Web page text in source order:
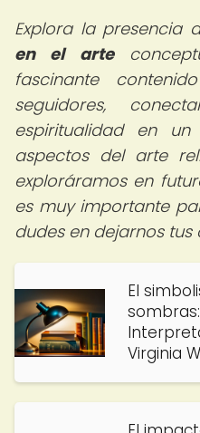
Explora la presencia
en el arte
fascinante
seguidores,
espiritualidad en
aspectos del arte
exploráramos en
es muy importante
dudes en dejarnos
El
sombras:
Virginia